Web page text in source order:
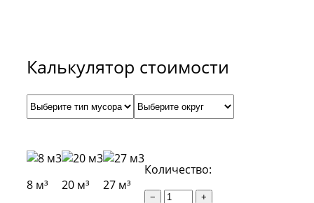
Калькулятор стоимости
8 м³ 20 м³ 27 м³
Количество:
− +